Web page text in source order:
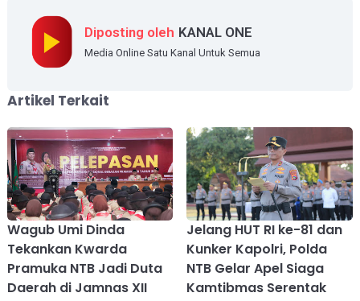
Diposting oleh KANAL ONE
Media Online Satu Kanal Untuk Semua
Artikel Terkait
Wagub Umi Dinda
Tekankan Kwarda
Pramuka NTB Jadi Duta
Daerah di Jamnas XII
Jelang HUT RI ke-81 dan
Kunker Kapolri, Polda
NTB Gelar Apel Siaga
Kamtibmas Serentak